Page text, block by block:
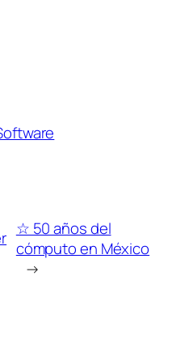
☆ 50 años del
cómputo en México
→